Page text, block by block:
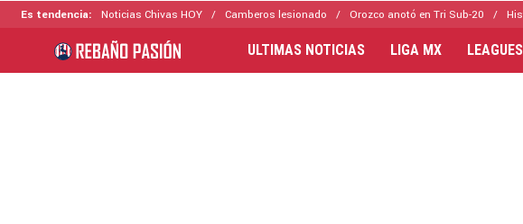
Es tendencia: Noticias Chivas HOY Camberos lesionado Orozco anotó en Tri Sub-20
ULTIMAS NOTICIAS LIGA MX